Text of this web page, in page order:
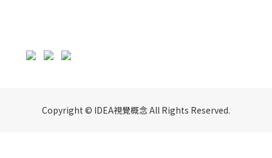
Copyright © IDEA視覺概念 All Rights Reserved.